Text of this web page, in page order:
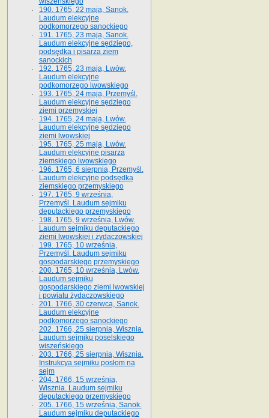
190. 1765, 22 maja, Sanok.
Laudum elekcyjne
podkomorzego sanockiego
191. 1765, 23 maja, Sanok.
Laudum elekcyjne sędziego,
podsędka i pisarza ziem
sanockich
192. 1765, 23 maja, Lwów.
Laudum elekcyjne
podkomorzego lwowskiego
193. 1765, 24 maja, Przemyśl.
Laudum elekcyjne sędziego
ziemi przemyskiej
194. 1765, 24 maja, Lwów.
Laudum elekcyjne sędziego
ziemi lwowskiej
195. 1765, 25 maja, Lwów.
Laudum elekcyjne pisarza
ziemskiego lwowskiego
196. 1765, 6 sierpnia, Przemyśl.
Laudum elekcyjne podsędka
ziemskiego przemyskiego
197. 1765, 9 września,
Przemyśl. Laudum sejmiku
deputackiego przemyskiego
198. 1765, 9 września, Lwów.
Laudum sejmiku deputackiego
ziemi lwowskiej i żydaczowskiej
199. 1765, 10 września,
Przemyśl. Laudum sejmiku
gospodarskiego przemyskiego
200. 1765, 10 września, Lwów.
Laudum sejmiku
gospodarskiego ziemi lwowskiej
i powiatu żydaczowskiego
201. 1766, 30 czerwca, Sanok.
Laudum elekcyjne
podkomorzego sanockiego
202. 1766, 25 sierpnia, Wisznia.
Laudum sejmiku poselskiego
wiszeńskiego
203. 1766, 25 sierpnia, Wisznia.
Instrukcya sejmiku posłom na
sejm
204. 1766, 15 września,
Wisznia. Laudum sejmiku
deputackiego przemyskiego
205. 1766, 15 września, Sanok.
Laudum sejmiku deputackiego